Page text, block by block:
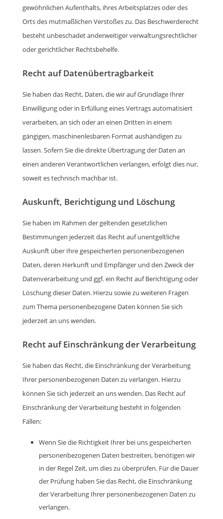
gewöhnlichen Aufenthalts, ihres Arbeitsplatzes oder des
Orts des mutmaßlichen Verstoßes zu. Das Beschwerderecht
besteht unbeschadet anderweitiger verwaltungsrechtlicher
oder gerichtlicher Rechtsbehelfe.
Recht auf Daten­übertrag­barkeit
Sie haben das Recht, Daten, die wir auf Grundlage Ihrer
Einwilligung oder in Erfüllung eines Vertrags automatisiert
verarbeiten, an sich oder an einen Dritten in einem
gängigen, maschinenlesbaren Format aushändigen zu
lassen. Sofern Sie die direkte Übertragung der Daten an
einen anderen Verantwortlichen verlangen, erfolgt dies nur,
soweit es technisch machbar ist.
Auskunft, Berichtigung und Löschung
Sie haben im Rahmen der geltenden gesetzlichen
Bestimmungen jederzeit das Recht auf unentgeltliche
Auskunft über Ihre gespeicherten personenbezogenen
Daten, deren Herkunft und Empfänger und den Zweck der
Datenverarbeitung und ggf. ein Recht auf Berichtigung oder
Löschung dieser Daten. Hierzu sowie zu weiteren Fragen
zum Thema personenbezogene Daten können Sie sich
jederzeit an uns wenden.
Recht auf Einschränkung der Verarbeitung
Sie haben das Recht, die Einschränkung der Verarbeitung
Ihrer personenbezogenen Daten zu verlangen. Hierzu
können Sie sich jederzeit an uns wenden. Das Recht auf
Einschränkung der Verarbeitung besteht in folgenden
Fällen:
Wenn Sie die Richtigkeit Ihrer bei uns gespeicherten
personenbezogenen Daten bestreiten, benötigen wir
in der Regel Zeit, um dies zu überprüfen. Für die Dauer
der Prüfung haben Sie das Recht, die Einschränkung
der Verarbeitung Ihrer personenbezogenen Daten zu
verlangen.